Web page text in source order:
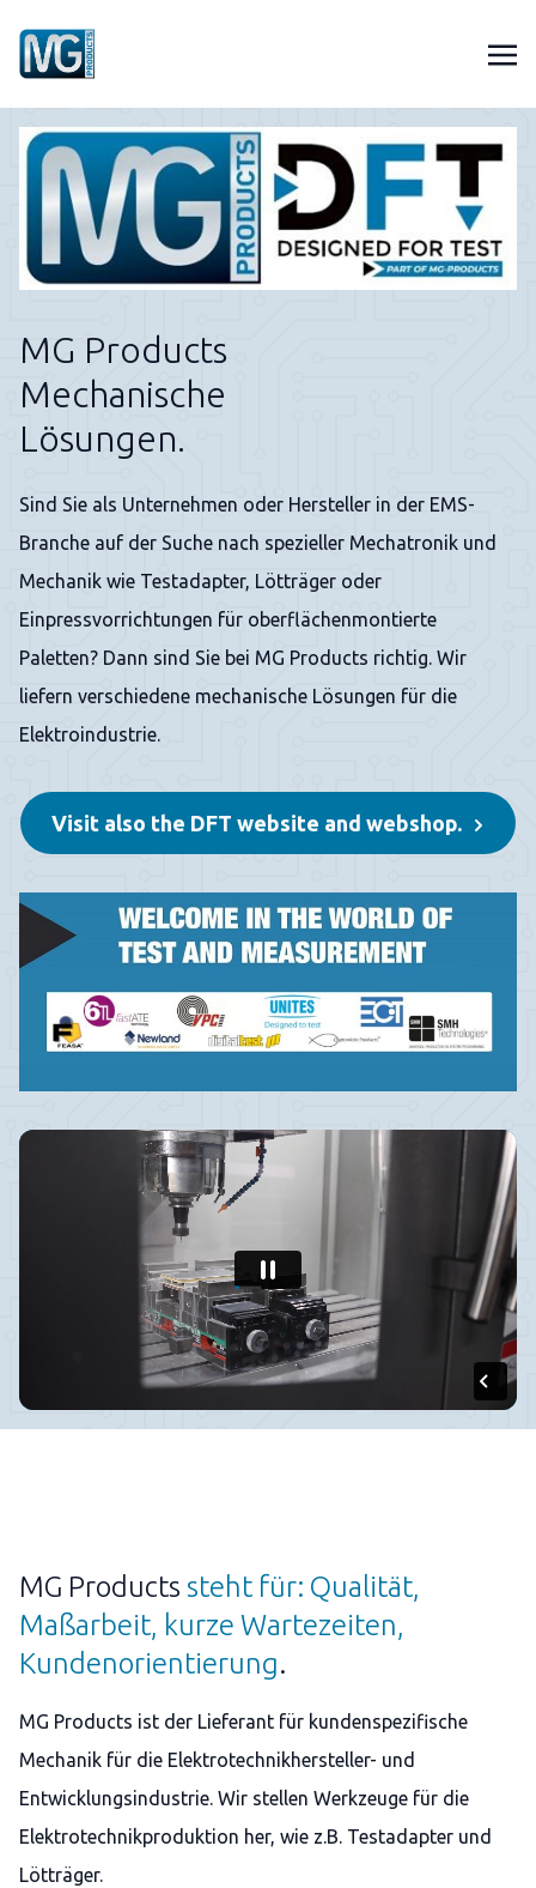
MG Products
Mechanische
Lösungen.
Sind Sie als Unternehmen oder Hersteller in der EMS-
Branche auf der Suche nach spezieller Mechatronik und
Mechanik wie Testadapter, Lötträger oder
Einpressvorrichtungen für oberflächenmontierte
Paletten? Dann sind Sie bei MG Products richtig. Wir
liefern verschiedene mechanische Lösungen für die
Elektroindustrie.
Visit also the DFT website and webshop.
MG Products steht für: Qualität,
Maßarbeit, kurze Wartezeiten,
Kundenorientierung.
MG Products ist der Lieferant für kundenspezifische
Mechanik für die Elektrotechnikhersteller- und
Entwicklungsindustrie. Wir stellen Werkzeuge für die
Elektrotechnikproduktion her, wie z.B. Testadapter und
Lötträger.